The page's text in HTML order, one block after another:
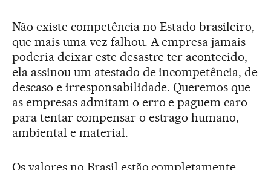
Não existe competência no Estado brasileiro,
que mais uma vez falhou. A empresa jamais
poderia deixar este desastre ter acontecido,
ela assinou um atestado de incompetência, de
descaso e irresponsabilidade. Queremos que
as empresas admitam o erro e paguem caro
para tentar compensar o estrago humano,
ambiental e material.
Os valores no Brasil estão completamente